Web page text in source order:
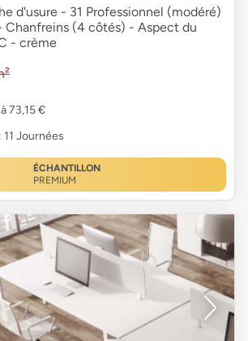
d'usure - 31 Professionnel (modéré)
Chanfreins (4 côtés) - Aspect du
- crème
73,15 €
: 11 Journées
ÉCHANTILLON
PREMIUM